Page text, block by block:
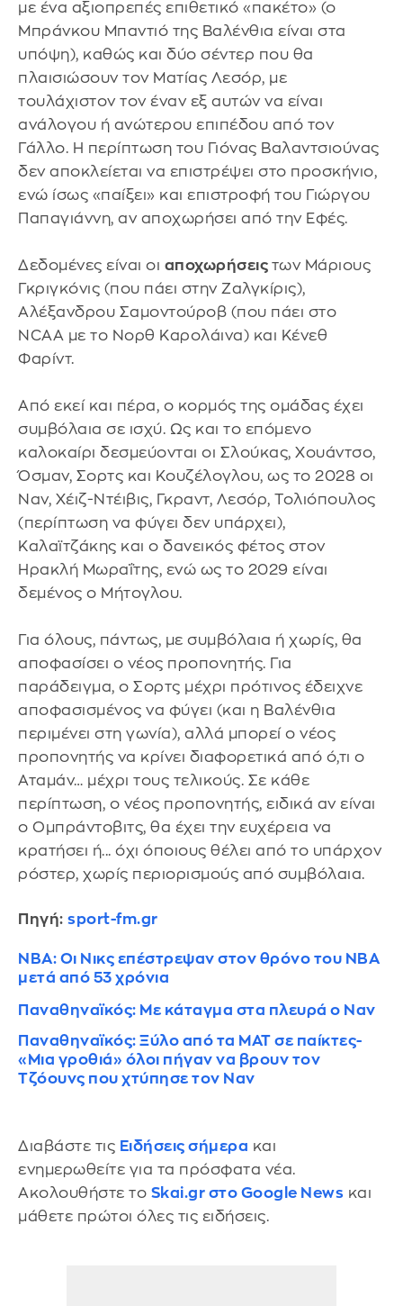
με ένα αξιοπρεπές επιθετικό «πακέτο» (ο
Μπράνκου Μπαντιό της Βαλένθια είναι στα
υπόψη), καθώς και δύο σέντερ που θα
πλαισιώσουν τον Ματίας Λεσόρ, με
τουλάχιστον τον έναν εξ αυτών να είναι
ανάλογου ή ανώτερου επιπέδου από τον
Γάλλο. Η περίπτωση του Γιόνας Βαλαντσιούνας
δεν αποκλείεται να επιστρέψει στο προσκήνιο,
ενώ ίσως «παίξει» και επιστροφή του Γιώργου
Παπαγιάννη, αν αποχωρήσει από την Εφές.
Δεδομένες είναι οι αποχωρήσεις των Μάριους
Γκριγκόνις (που πάει στην Ζαλγκίρις),
Αλέξανδρου Σαμοντούροβ (που πάει στο
NCAA με το Νορθ Καρολάινα) και Κένεθ
Φαρίντ.
Από εκεί και πέρα, ο κορμός της ομάδας έχει
συμβόλαια σε ισχύ. Ως και το επόμενο
καλοκαίρι δεσμεύονται οι Σλούκας, Χουάντσο,
Όσμαν, Σορτς και Κουζέλογλου, ως το 2028 οι
Ναν, Χέιζ-Ντέιβις, Γκραντ, Λεσόρ, Τολιόπουλος
(περίπτωση να φύγει δεν υπάρχει),
Καλαϊτζάκης και ο δανεικός φέτος στον
Ηρακλή Μωραΐτης, ενώ ως το 2029 είναι
δεμένος ο Μήτογλου.
Για όλους, πάντως, με συμβόλαια ή χωρίς, θα
αποφασίσει ο νέος προπονητής. Για
παράδειγμα, ο Σορτς μέχρι πρότινος έδειχνε
αποφασισμένος να φύγει (και η Βαλένθια
περιμένει στη γωνία), αλλά μπορεί ο νέος
προπονητής να κρίνει διαφορετικά από ό,τι ο
Αταμάν… μέχρι τους τελικούς. Σε κάθε
περίπτωση, ο νέος προπονητής, ειδικά αν είναι
ο Ομπράντοβιτς, θα έχει την ευχέρεια να
κρατήσει ή... όχι όποιους θέλει από το υπάρχον
ρόστερ, χωρίς περιορισμούς από συμβόλαια.
Πηγή: sport-fm.gr
NBA: Οι Νικς επέστρεψαν στον θρόνο του NBA
μετά από 53 χρόνια
Παναθηναϊκός: Mε κάταγμα στα πλευρά ο Ναν
Παναθηναϊκός: Ξύλο από τα ΜΑΤ σε παίκτες-
«Mια γροθιά» όλοι πήγαν να βρουν τον
Τζόουνς που χτύπησε τον Ναν
Διαβάστε τις Ειδήσεις σήμερα και
ενημερωθείτε για τα πρόσφατα νέα.
Ακολουθήστε το Skai.gr στο Google News και
μάθετε πρώτοι όλες τις ειδήσεις.